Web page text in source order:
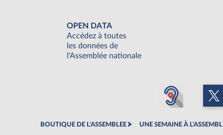
OPEN DATA
Accédez à toutes
les données de
l'Assemblée nationale
BOUTIQUE DE L'ASSEMBLEE UNE SEMAINE À